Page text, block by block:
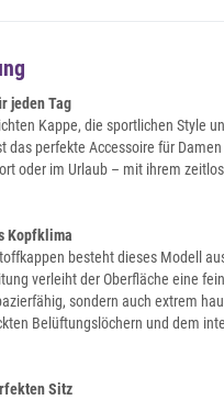
jeden Tag
Kappe, die sportlichen Style
das perfekte Accessoire für
oder im Urlaub – mit ihrem
Kopfklima
besteht dieses Modell
verleiht der Oberfläche eine
sondern auch extrem
Belüftungslöchern und dem
Sitz